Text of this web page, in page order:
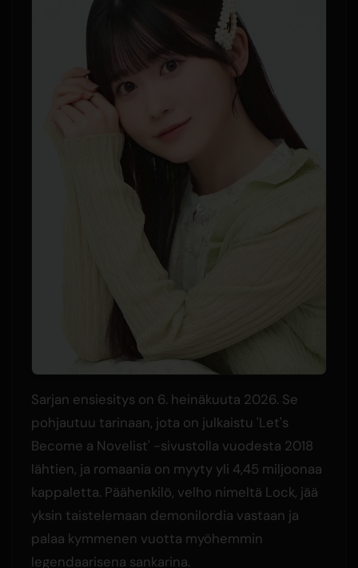
Sarjan ensiesitys on 6. heinäkuuta 2026. Se
pohjautuu tarinaan, jota on julkaistu 'Let's
Become a Novelist' -sivustolla vuodesta 2018
lähtien, ja romaania on myyty yli 4,45 miljoonaa
kappaletta. Päähenkilö, velho nimeltä Lock, jää
yksin taistelemaan demonilordia vastaan ja
palaa kymmenen vuotta myöhemmin
legendaarisena sankarina.